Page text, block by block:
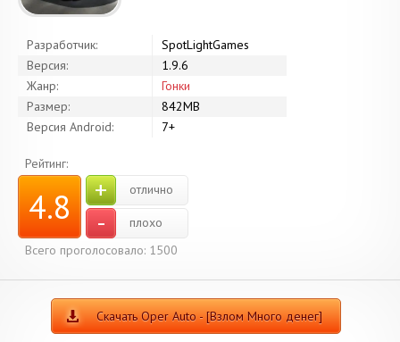
Разработчик:
SpotLightGames
Версия:
1.9.6
Жанр:
Гонки
Размер:
842MB
Версия Android:
7+
Рейтинг:
4.8 + отлично
-
плохо
Всего проголосовало: 1500
Скачать Oper Auto - [Взлом Много денег]